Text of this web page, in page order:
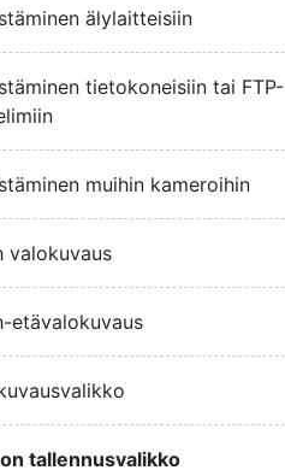
älylaitteisiin
tietokoneisiin tai FTP-
muihin kameroihin
valokuvaus
etävalokuvaus
tallennusvalikko